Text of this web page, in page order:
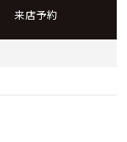
来店予約